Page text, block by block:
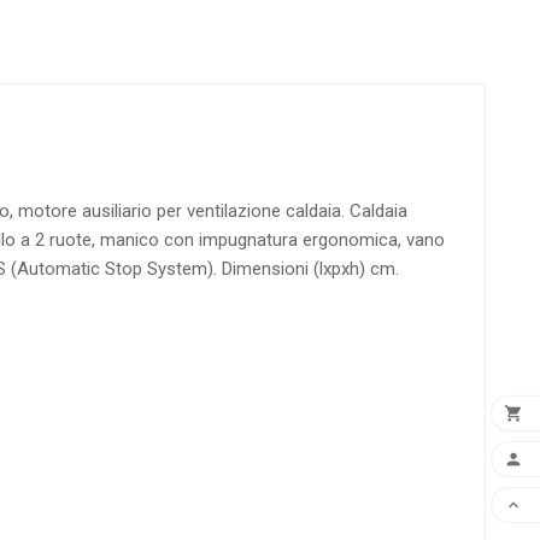
motore ausiliario per ventilazione caldaia. Caldaia
a 2 ruote, manico con impugnatura ergonomica, vano
Stop System). Dimensioni (lxpxh) cm.


